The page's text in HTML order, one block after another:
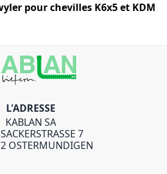
pour chevilles K6x5 et KDM
L'ADRESSE
KABLAN SA
7
OSTERMUNDIGEN